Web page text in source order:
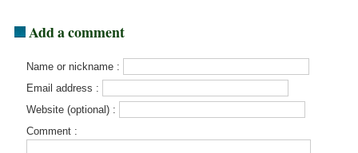
Add a comment
Name or nickname :
Email address :
Website (optional) :
Comment :